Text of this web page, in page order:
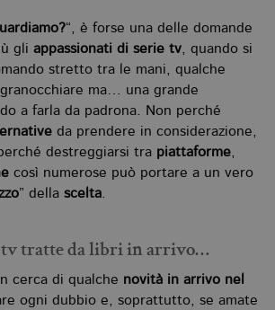
“, è forse una delle domande
gli appassionati di serie tv, quando si
stretto tra le mani, qualche
ma… una grande
a farla da padrona. Non perché
da prendere in considerazione,
destreggiarsi tra piattaforme,
così numerose può portare a un vero
” della scelta.
tv tratte da libri in arrivo…
cerca di qualche novità in arrivo nel
ogni dubbio e, soprattutto, se amate